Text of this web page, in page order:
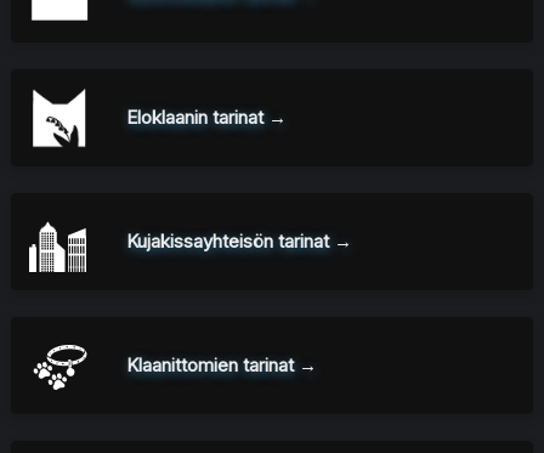
Eloklaanin tarinat →
Kujakissayhteisön tarinat →
Klaanittomien tarinat →